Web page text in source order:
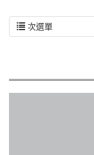
次選單